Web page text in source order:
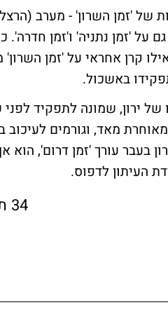
כלל עד כה את 2 גרסאות של 'זמן
על 'זמן נתניה' ו'זמן
קרן אחראי על 'זמן
באשכול.
של ירון, שמונה לתפקיד לפני שנה ו-
מאד, וגורמים
בעבר עורך 'זמן דרום', הוא
העיתון לדפוס.
34 תגובות